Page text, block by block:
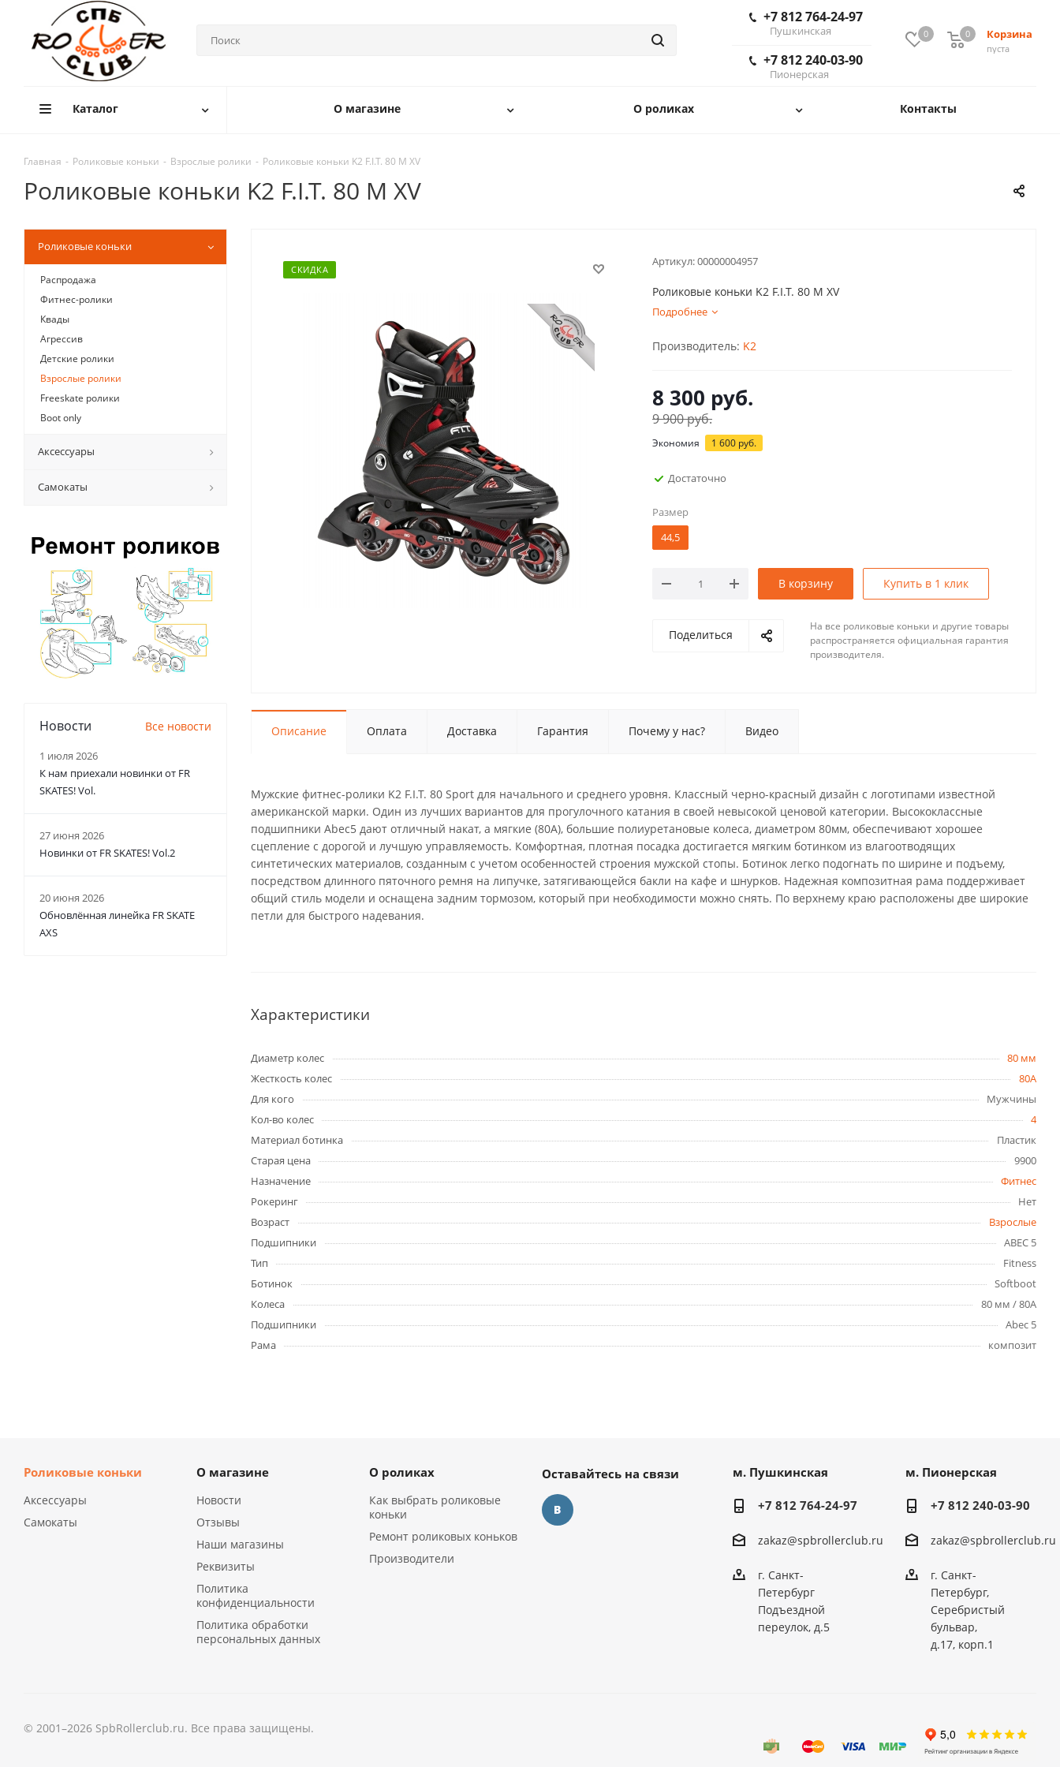
0 Корзина
пуста
0
+7 812 764-24-97
Пушкинская
+7 812 240-03-90
Пионерская
Каталог О магазине О роликах Контакты
Главная - Роликовые коньки - Взрослые ролики - Роликовые коньки K2 F.I.T. 80 M XV
Роликовые коньки K2 F.I.T. 80 M XV
СКИДКА
Артикул:00000004957
Роликовые коньки K2 F.I.T. 80 M XV
Подробнее
Производитель: K2
8 300 руб.
9 900руб.
Экономия 1 600 руб.
Достаточно
Размер
44,5
В корзину Купить в 1 клик
Поделиться
На все роликовые коньки и другие товары
распространяется официальная гарантия
производителя.
Описание Оплата Доставка Гарантия Почему у нас? Видео
Мужские фитнес-ролики K2 F.I.T. 80 Sport для начального и среднего уровня. Классный черно-красный дизайн с логотипами известной
американской марки. Один из лучших вариантов для прогулочного катания в своей невысокой ценовой категории. Высококлассные
подшипники Abec5 дают отличный накат, а мягкие (80А), большие полиуретановые колеса, диаметром 80мм, обеспечивают хорошее
сцепление с дорогой и лучшую управляемость. Комфортная, плотная посадка достигается мягким ботинком из влагоотводящих
синтетических материалов, созданным с учетом особенностей строения мужской стопы. Ботинок легко подогнать по ширине и подъему,
посредством длинного пяточного ремня на липучке, затягивающейся бакли на кафе и шнурков. Надежная композитная рама поддерживает
общий стиль модели и оснащена задним тормозом, который при необходимости можно снять. По верхнему краю расположены две широкие
петли для быстрого надевания.
Характеристики
Диаметр колес
80 мм
Жесткость колес
80A
Для кого
Мужчины
Кол-во колес
4
Материал ботинка
Пластик
Старая цена
9900
Назначение
Фитнес
Рокеринг
Нет
Возраст
Взрослые
Подшипники
ABEC 5
Тип
Fitness
Ботинок
Softboot
Колеса
80 мм / 80A
Подшипники
Abec 5
Рама
композит
Роликовые коньки
Распродажа
Фитнес-ролики
Квады
Агрессив
Детские ролики
Взрослые ролики
Freeskate ролики
Boot only
Аксессуары
Самокаты
Новости Все новости
1 июля 2026
К нам приехали новинки от FR
SKATES! Vol.
27 июня 2026
Новинки от FR SKATES! Vol.2
20 июня 2026
Обновлённая линейка FR SKATE
AXS
Роликовые коньки
Аксессуары
Самокаты
О магазине
Новости
Отзывы
Наши магазины
Реквизиты
Политика
конфиденциальности
Политика обработки
персональных данных
О роликах
Как выбрать роликовые
коньки
Ремонт роликовых коньков
Производители
Оставайтесь на связи м. Пушкинская
+7 812 764-24-97
zakaz@spbrollerclub.ru
г. Санкт-
Петербург
Подъездной
переулок, д.5
м. Пионерская
+7 812 240-03-90
zakaz@spbrollerclub.ru
г. Санкт-
Петербург,
Серебристый
бульвар,
д.17, корп.1
© 2001–2026 SpbRollerclub.ru. Все права защищены.